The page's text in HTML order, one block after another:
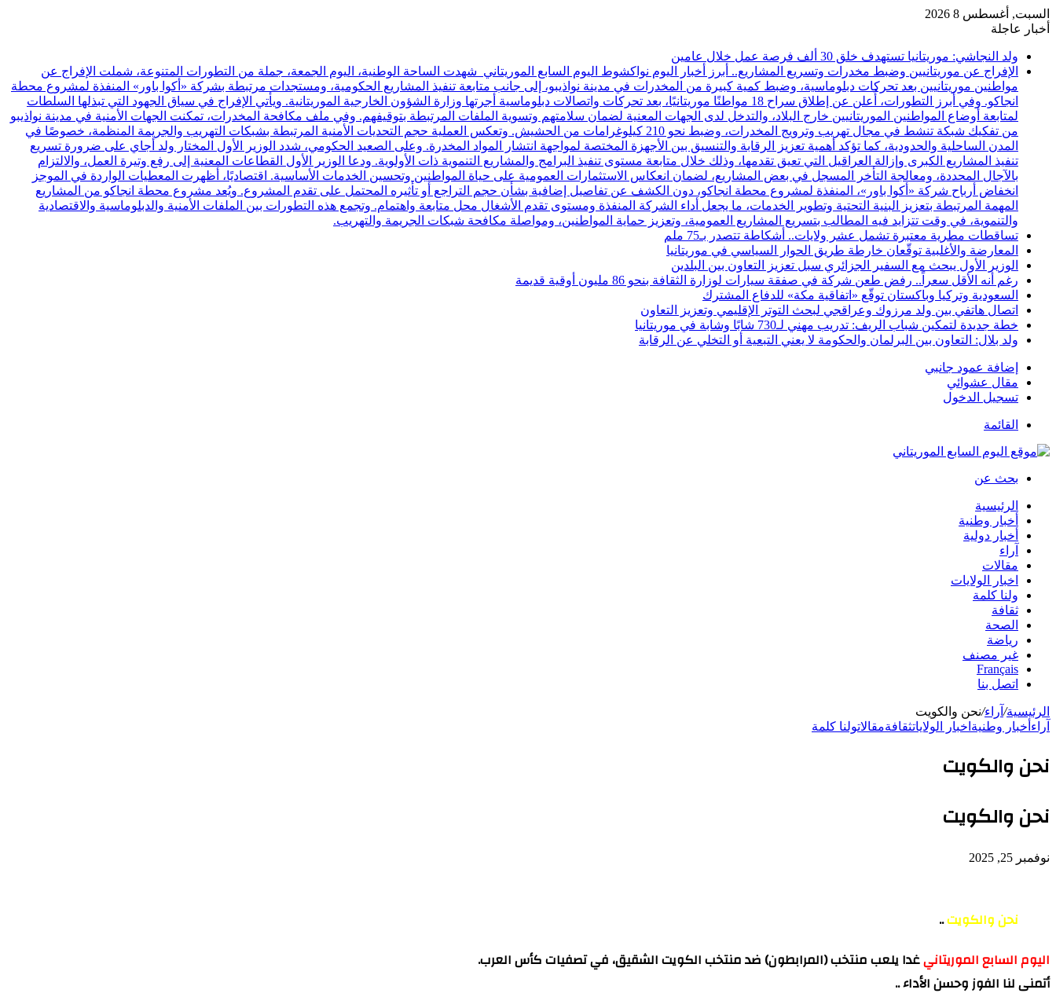
السبت, أغسطس 8 2026
أخبار عاجلة
ولد النجاشي: موريتانيا تستهدف خلق 30 ألف فرصة عمل خلال عامين
الإفراج عن موريتانيين وضبط مخدرات وتسريع المشاريع.. أبرز أخبار اليوم نواكشوط اليوم السابع الموريتاني شهدت الساحة الوطنية، اليوم الجمعة، جملة من التطورات المتنوعة، شملت الإفراج عن
مواطنين موريتانيين بعد تحركات دبلوماسية، وضبط كمية كبيرة من المخدرات في مدينة نواذيبو، إلى جانب متابعة تنفيذ المشاريع الحكومية، ومستجدات مرتبطة بشركة «أكوا باور» المنفذة لمشروع محطة
انجاكو. وفي أبرز التطورات، أُعلن عن إطلاق سراح 18 مواطنًا موريتانيًا، بعد تحركات واتصالات دبلوماسية أجرتها وزارة الشؤون الخارجية الموريتانية. ويأتي الإفراج في سياق الجهود التي تبذلها السلطات
لمتابعة أوضاع المواطنين الموريتانيين خارج البلاد، والتدخل لدى الجهات المعنية لضمان سلامتهم وتسوية الملفات المرتبطة بتوقيفهم. وفي ملف مكافحة المخدرات، تمكنت الجهات الأمنية في مدينة نواذيبو
من تفكيك شبكة تنشط في مجال تهريب وترويج المخدرات، وضبط نحو 210 كيلوغرامات من الحشيش. وتعكس العملية حجم التحديات الأمنية المرتبطة بشبكات التهريب والجريمة المنظمة، خصوصًا في
المدن الساحلية والحدودية، كما تؤكد أهمية تعزيز الرقابة والتنسيق بين الأجهزة المختصة لمواجهة انتشار المواد المخدرة. وعلى الصعيد الحكومي، شدد الوزير الأول المختار ولد أجاي على ضرورة تسريع
تنفيذ المشاريع الكبرى وإزالة العراقيل التي تعيق تقدمها، وذلك خلال متابعة مستوى تنفيذ البرامج والمشاريع التنموية ذات الأولوية. ودعا الوزير الأول القطاعات المعنية إلى رفع وتيرة العمل، والالتزام
بالآجال المحددة، ومعالجة التأخر المسجل في بعض المشاريع، لضمان انعكاس الاستثمارات العمومية على حياة المواطنين وتحسين الخدمات الأساسية. اقتصاديًا، أظهرت المعطيات الواردة في الموجز
انخفاض أرباح شركة «أكوا باور»، المنفذة لمشروع محطة انجاكو، دون الكشف عن تفاصيل إضافية بشأن حجم التراجع أو تأثيره المحتمل على تقدم المشروع. ويُعد مشروع محطة انجاكو من المشاريع
المهمة المرتبطة بتعزيز البنية التحتية وتطوير الخدمات، ما يجعل أداء الشركة المنفذة ومستوى تقدم الأشغال محل متابعة واهتمام. وتجمع هذه التطورات بين الملفات الأمنية والدبلوماسية والاقتصادية
والتنموية، في وقت تتزايد فيه المطالب بتسريع المشاريع العمومية، وتعزيز حماية المواطنين، ومواصلة مكافحة شبكات الجريمة والتهريب.
تساقطات مطرية معتبرة تشمل عشر ولايات.. أشكاطة تتصدر بـ75 ملم
المعارضة والأغلبية توقّعان خارطة طريق الحوار السياسي في موريتانيا
الوزير الأول يبحث مع السفير الجزائري سبل تعزيز التعاون بين البلدين
رغم أنه الأقل سعراً.. رفض طعن شركة في صفقة سيارات لوزارة الثقافة بنحو 86 مليون أوقية قديمة
السعودية وتركيا وباكستان توقّع «اتفاقية مكة» للدفاع المشترك
اتصال هاتفي بين ولد مرزوك وعراقجي لبحث التوتر الإقليمي وتعزيز التعاون
خطة جديدة لتمكين شباب الريف: تدريب مهني لـ730 شابًا وشابة في موريتانيا
ولد بلال: التعاون بين البرلمان والحكومة لا يعني التبعية أو التخلي عن الرقابة
إضافة عمود جانبي
مقال عشوائي
تسجيل الدخول
القائمة
بحث عن
الرئيسية
أخبار وطنية
أخبار دولية
آراء
مقالات
اخبار الولايات
ولنا كلمة
ثقافة
الصحة
رياضة
غير مصنف
Français
اتصل بنا
الرئيسية/ آراء/نحن والكويت
آراء أخبار وطنية اخبار الولاياتثقافةمقالاتولنا كلمة
نحن والكويت
نحن والكويت
نوفمبر 25, 2025
نحن والكويت..
اليوم السابع الموريتانيغدا يلعب منتخب (المرابطون) ضد منتخب الكويت الشقيق، في تصفيات كأس العرب.
أتمنى لنا الفوز وحسن الأداء ..